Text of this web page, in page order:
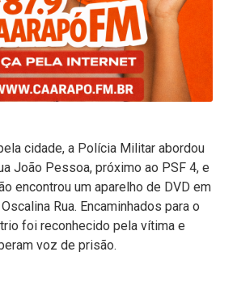
cidade, a Polícia Militar abordou
João Pessoa, próximo ao PSF 4, e
encontrou um aparelho de DVD em
Rua. Encaminhados para o
foi reconhecido pela vítima e
voz de prisão.